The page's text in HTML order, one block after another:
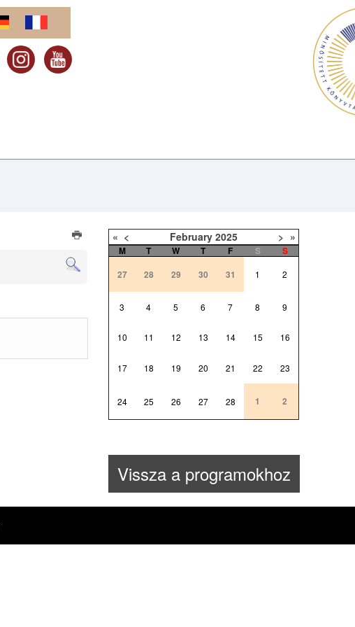
« < February 2025 > »
M T W T F S
S
27
28 29 30 31 1 2
3 4 5 6 7 8 9
10 11 12 13 14 15 16
17 18 19 20 21 22 23
24 25 26 27 28 1 2
Vissza a programokhoz